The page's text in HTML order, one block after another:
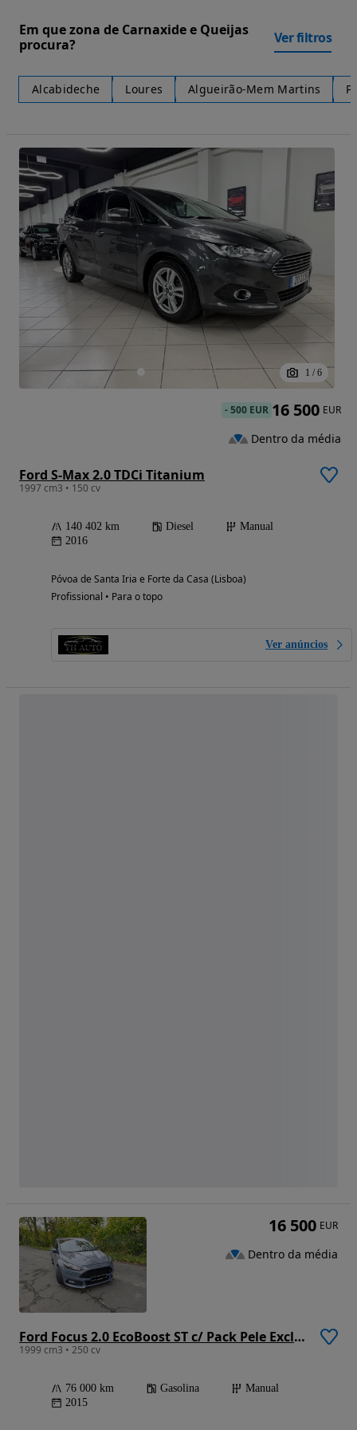
Em que zona de Carnaxide e Queijas
procura?
Ver filtros
Alcabideche Loures Algueirão-Mem Martins
1 / 6
Ford S-Max 2.0 TDCi Titanium
1997 cm3 • 150 cv
140 402 km Diesel
Manual
2016
Póvoa de Santa Iria e Forte da Casa (Lisboa)
Profissional • Para o topo
Ver anúncios
-500 EUR 16 500 EUR
Dentro da média
Ford Focus 2.0 EcoBoost ST c/ Pack Pele Exclusiva
1999 cm3 • 250 cv
76 000 km Gasolina
Manual
2015
16 500 EUR
Dentro da média